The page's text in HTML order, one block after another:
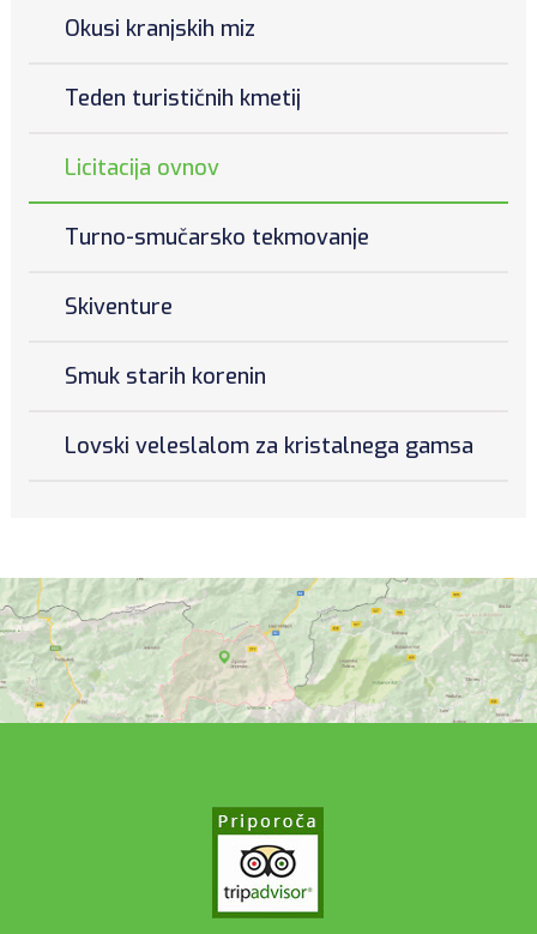
Okusi kranjskih miz
Teden turističnih kmetij
Licitacija ovnov
Turno-smučarsko tekmovanje
Skiventure
Smuk starih korenin
Lovski veleslalom za kristalnega gamsa